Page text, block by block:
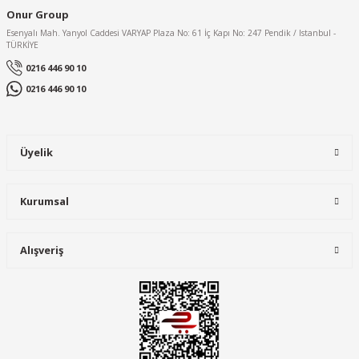
Onur Group
Esenyalı Mah. Yanyol Caddesi VARYAP Plaza No: 61 İç Kapı No: 247 Pendik / Istanbul -
TÜRKİYE
0216 446 90 10
0216 446 90 10
Üyelik
Kurumsal
Alışveriş